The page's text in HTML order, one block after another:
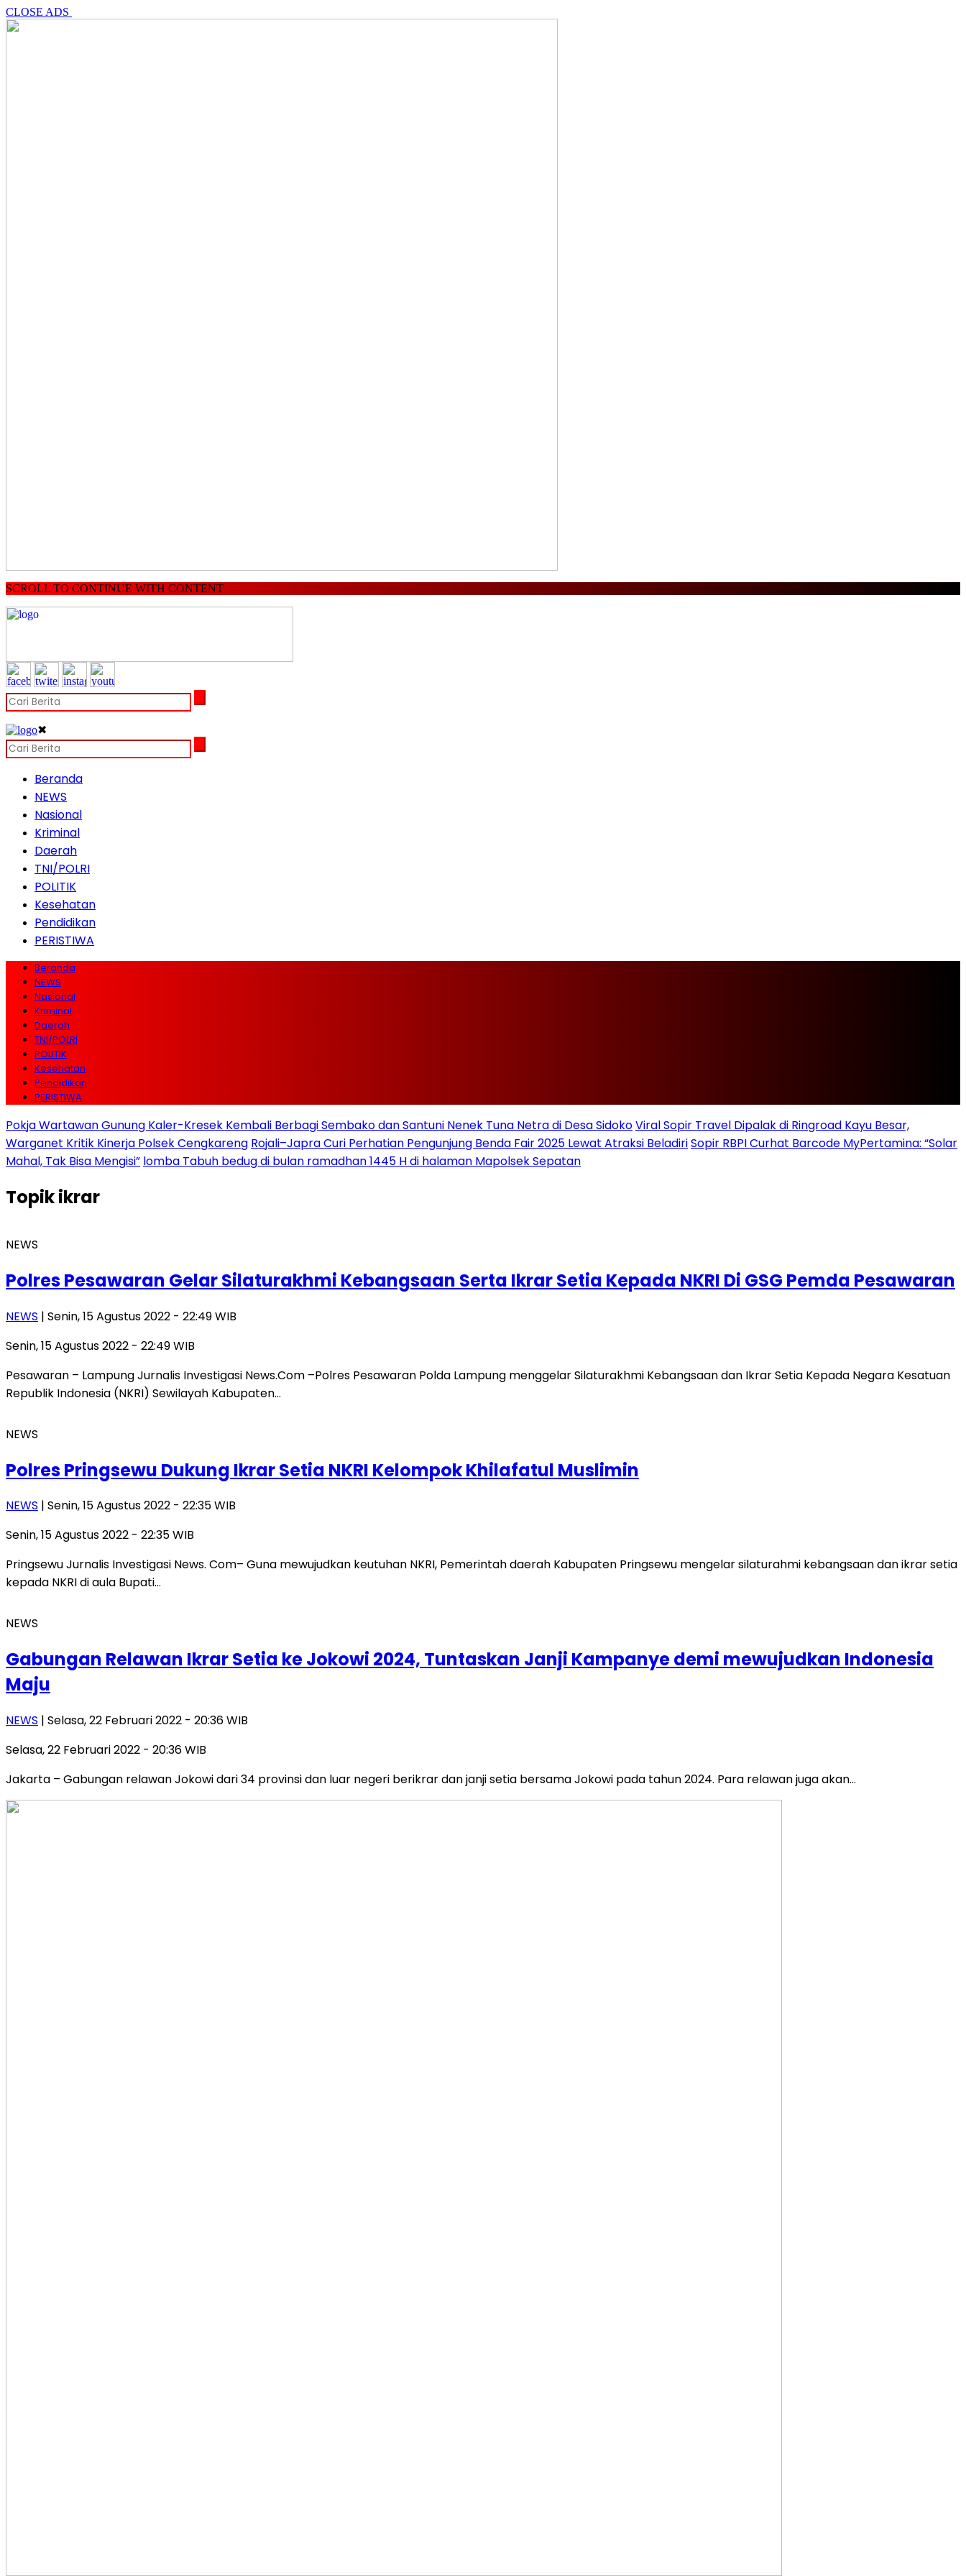
CLOSE ADS
SCROLL TO CONTINUE WITH CONTENT
✖
Beranda
NEWS
Nasional
Kriminal
Daerah
TNI/POLRI
POLITIK
Kesehatan
Pendidikan
PERISTIWA
Beranda
NEWS
Nasional
Kriminal
Daerah
TNI/POLRI
POLITIK
Kesehatan
Pendidikan
PERISTIWA
Pokja Wartawan Gunung Kaler-Kresek Kembali Berbagi Sembako dan Santuni Nenek Tuna Netra di Desa SidokoViral Sopir Travel Dipalak di Ringroad Kayu Besar,
Warganet Kritik Kinerja Polsek Cengkareng Rojali–Japra Curi Perhatian Pengunjung Benda Fair 2025 Lewat Atraksi BeladiriSopir RBPI Curhat Barcode MyPertamina: “Solar
Mahal, Tak Bisa Mengisi” lomba Tabuh bedug di bulan ramadhan 1445 H di halaman Mapolsek Sepatan
Topikikrar
NEWS
Polres Pesawaran Gelar Silaturakhmi Kebangsaan Serta Ikrar Setia Kepada NKRI Di GSG Pemda Pesawaran
NEWS | Senin, 15 Agustus 2022 - 22:49 WIB
Senin, 15 Agustus 2022 - 22:49 WIB
Pesawaran – Lampung Jurnalis Investigasi News.Com –Polres Pesawaran Polda Lampung menggelar Silaturakhmi Kebangsaan dan Ikrar Setia Kepada Negara Kesatuan
Republik Indonesia (NKRI) Sewilayah Kabupaten…
NEWS
Polres Pringsewu Dukung Ikrar Setia NKRI Kelompok Khilafatul Muslimin
NEWS | Senin, 15 Agustus 2022 - 22:35 WIB
Senin, 15 Agustus 2022 - 22:35 WIB
Pringsewu Jurnalis Investigasi News. Com– Guna mewujudkan keutuhan NKRI, Pemerintah daerah Kabupaten Pringsewu mengelar silaturahmi kebangsaan dan ikrar setia
kepada NKRI di aula Bupati…
NEWS
Gabungan Relawan Ikrar Setia ke Jokowi 2024, Tuntaskan Janji Kampanye demi mewujudkan Indonesia
Maju
NEWS | Selasa, 22 Februari 2022 - 20:36 WIB
Selasa, 22 Februari 2022 - 20:36 WIB
Jakarta – Gabungan relawan Jokowi dari 34 provinsi dan luar negeri berikrar dan janji setia bersama Jokowi pada tahun 2024. Para relawan juga akan…